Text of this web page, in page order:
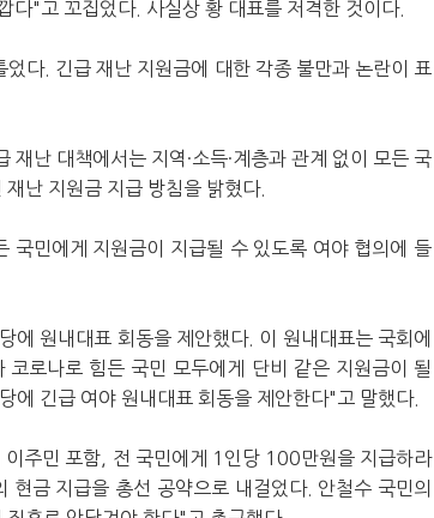
다"고 꼬집었다. 사실상 황 대표를 저격한 것이다.
었다. 긴급 재난 지원금에 대한 각종 불만과 논란이 표
난 대책에서는 지역·소득·계층과 관계 없이 모든 국
난 지원금 지급 방침을 밝혔다.
국민에게 지원금이 지급될 수 있도록 여야 협의에 들
에 원내대표 회동을 제안했다.
이 원내대표는 국회에
로나로 힘든 국민 모두에게 단비 같은 지원금이 될
에 긴급 여야 원내대표 회동을 제안한다"고 말했다.
이주민 포함, 전 국민에게 1인당 100만원을 지급하라
금 지급을 총선 공약으로 내걸었다. 안철수 국민의